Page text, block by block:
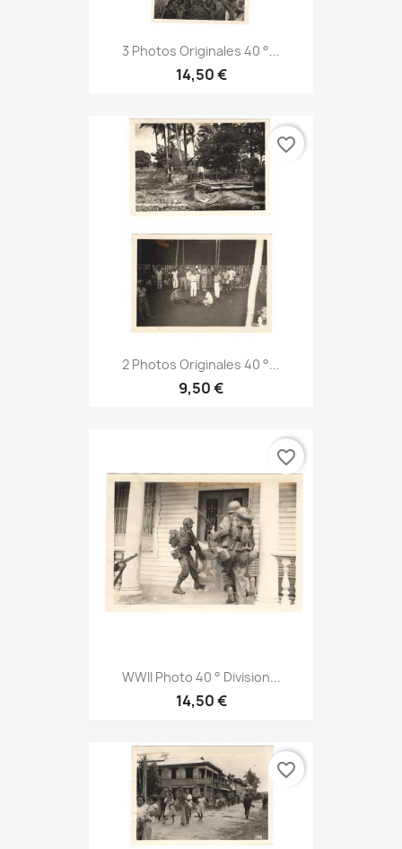
3 Photos Originales 40 °...
14,50 €
2 Photos Originales 40 °...
9,50 €
favorite_border
WWII Photo 40 ° Division...
14,50 €
favorite_border
favorite_border